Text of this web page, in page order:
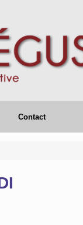
Contact